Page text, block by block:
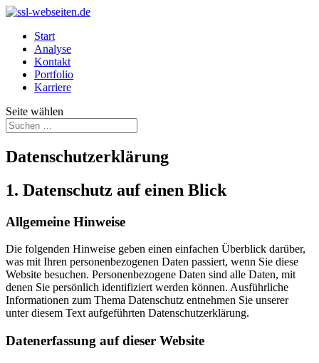
Start
Analyse
Kontakt
Portfolio
Karriere
Seite wählen
Datenschutz­erklärung
1. Datenschutz auf einen Blick
Allgemeine Hinweise
Die folgenden Hinweise geben einen einfachen Überblick darüber,
was mit Ihren personenbezogenen Daten passiert, wenn Sie diese
Website besuchen. Personenbezogene Daten sind alle Daten, mit
denen Sie persönlich identifiziert werden können. Ausführliche
Informationen zum Thema Datenschutz entnehmen Sie unserer
unter diesem Text aufgeführten Datenschutzerklärung.
Datenerfassung auf dieser Website